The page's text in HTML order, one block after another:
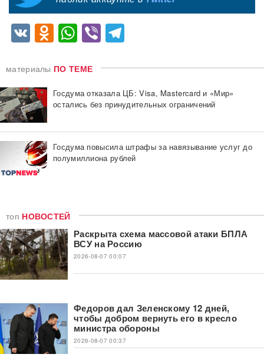
VKOdnoklassniki
WhatsApp
Viber
материалы ПО ТЕМЕ
Госдума отказала ЦБ: Visa, Mastercard и «Мир»
остались без принудительных ограничений
Госдума повысила штрафы за навязывание услуг до
полумиллиона рублей
топ НОВОСТЕЙ
Раскрыта схема массовой атаки БПЛА
ВСУ на Россию
2026-08-07 00:07
Федоров дал Зеленскому 12 дней,
чтобы добром вернуть его в кресло
министра обороны
2026-08-07 00:37